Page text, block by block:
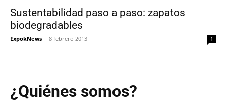
Sustentabilidad paso a paso: zapatos
biodegradables
ExpokNews - 8 febrero 2013 1
¿Quiénes somos?